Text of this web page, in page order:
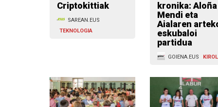
Criptokittiak
SAREAN.EUS
TEKNOLOGIA
kronika: Aloña
Mendi eta
Aialaren
eskubaloi
partidua
GOIENA.EUS